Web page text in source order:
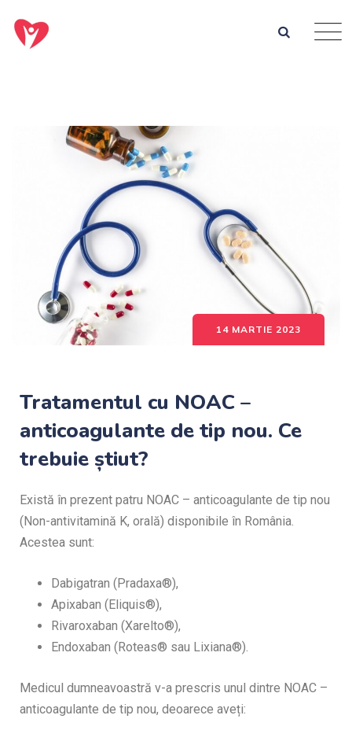
14 MARTIE 2023
Tratamentul cu NOAC –
anticoagulante de tip nou. Ce
trebuie știut?
Există în prezent patru NOAC – anticoagulante de tip nou
(Non-antivitamină K, orală) disponibile în România.
Acestea sunt:
Dabigatran (Pradaxa®),
Apixaban (Eliquis®),
Rivaroxaban (Xarelto®),
Endoxaban (Roteas® sau Lixiana®).
Medicul dumneavoastră v-a prescris unul dintre NOAC –
anticoagulante de tip nou, deoarece aveți: